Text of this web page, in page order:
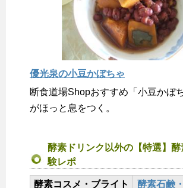
優光泉の小豆かぼちゃ
断食道場Shopおすすめ「小豆かぼ
がほっと息をつく。
酵素ドリンク以外の【特選】
験レポ
酵素コスメ・ブライト
酵素石鹸